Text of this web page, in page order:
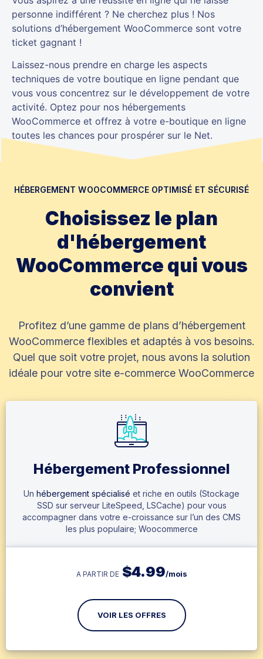
personne indifférent ? Ne cherchez plus ! Nos
solutions d’hébergement WooCommerce sont votre
ticket gagnant !
Laissez-nous prendre en charge les aspects
techniques de votre boutique en ligne pendant que
vous vous concentrez sur le développement de votre
activité. Optez pour nos hébergements
WooCommerce et offrez à votre e-boutique en ligne
toutes les chances pour prospérer sur le Net.
HÉBERGEMENT WOOCOMMERCE OPTIMISÉ ET SÉCURISÉ
Choisissez le plan
d'hébergement
WooCommerce qui vous
convient
Profitez d’une gamme de plans d’hébergement
WooCommerce flexibles et adaptés à vos besoins.
Quel que soit votre projet, nous avons la solution
idéale pour votre site e-commerce WooCommerce
Hébergement Professionnel
Un hébergement spécialisé et riche en outils (Stockage
SSD sur serveur LiteSpeed, LSCache) pour vous
accompagner dans votre e-croissance sur l’un des CMS
les plus populaire; Woocommerce
A PARTIR DE $4.99/mois
VOIR LES OFFRES